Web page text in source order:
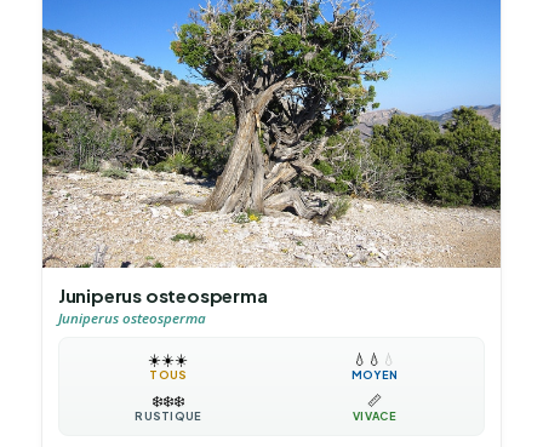
Juniperus osteosperma
Juniperus osteosperma
☀️☀️☀️
TOUS
💧 💧 💧
MOYEN
❄️❄️❄️
RUSTIQUE
📏
VIVACE